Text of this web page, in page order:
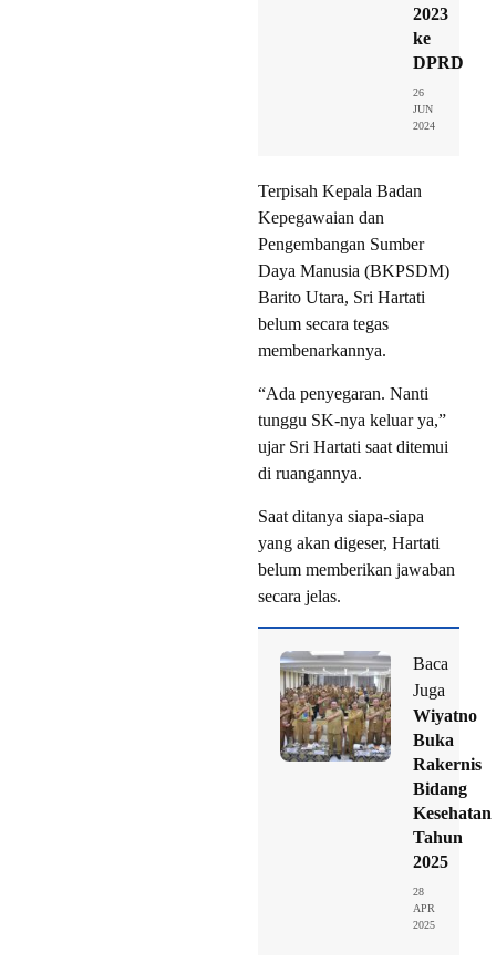
2023
ke
DPRD
26
JUN
2024
Terpisah Kepala Badan
Kepegawaian dan
Pengembangan Sumber
Daya Manusia (BKPSDM)
Barito Utara, Sri Hartati
belum secara tegas
membenarkannya.
“Ada penyegaran. Nanti
tunggu SK-nya keluar ya,”
ujar Sri Hartati saat ditemui
di ruangannya.
Saat ditanya siapa-siapa
yang akan digeser, Hartati
belum memberikan jawaban
secara jelas.
Baca
Juga
Wiyatno
Buka
Rakernis
Bidang
Kesehatan
Tahun
2025
28
APR
2025